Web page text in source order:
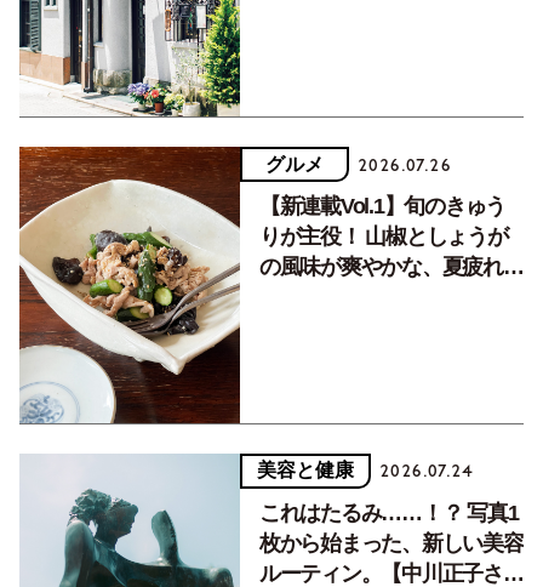
グルメ 2026.07.26
【新連載Vol.1】旬のきゅう
りが主役！ 山椒としょうが
の風味が爽やかな、夏疲れを
美容と健康 2026.07.24
これはたるみ……！？ 写真1
枚から始まった、新しい美容
ルーティン。【中川正子さん